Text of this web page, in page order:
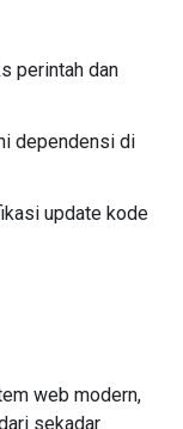
perintah dan
dependensi di
update kode
web modern,
sekadar